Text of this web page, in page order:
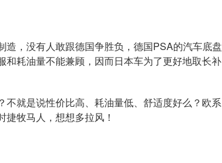
，没有人敢跟德国争胜负，德国PSA的汽车底盘
耗油量不能兼顾，因而日本车为了更好地取长补
就是说性价比高、耗油量低、舒适度好么？欧系
牧马人，想想多拉风！